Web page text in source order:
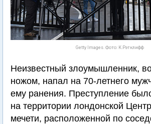
Getty Images. Фото: К.Рэтклифф
Неизвестный злоумышленник,
ножом, напал на 70-летнего
ему ранения. Преступление
на территории лондонской
мечети, расположенной по